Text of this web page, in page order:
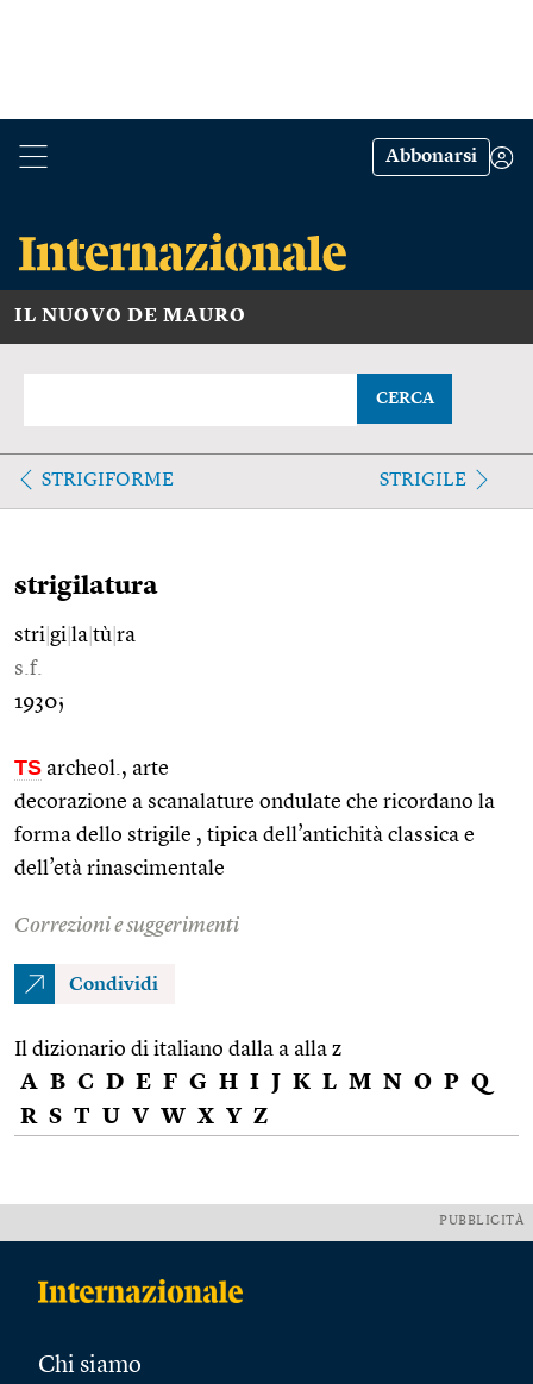
Abbonarsi
IL NUOVO DE MAURO
CERCA
STRIGIFORME STRIGILE
strigilatura
stri gi la tù ra
s.f.
1930;
TS archeol., arte
decorazione a scanalature ondulate che ricordano la
forma dello strigile , tipica dell’antichità classica e
dell’età rinascimentale
Correzioni e suggerimenti
Condividi
Il dizionario di italiano dalla a alla z
A B C D E F G H I J K L M N O P Q
R S T U V W X Y Z
PUBBLICITÀ
Chi siamo